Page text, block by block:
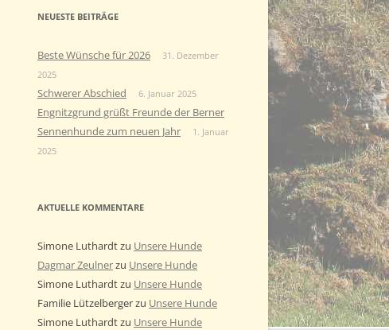
NEUESTE BEITRÄGE
Beste Wünsche für 2026
31. Dezember
2025
Schwerer Abschied 6. Januar 2025
Engnitzgrund grüßt Freunde der Berner
Sennenhunde zum neuen Jahr
1. Januar
2025
AKTUELLE KOMMENTARE
Simone Luthardtzu Unsere Hunde
Dagmar Zeulnerzu Unsere Hunde
Simone Luthardtzu Unsere Hunde
Familie Lützelbergerzu Unsere Hunde
Simone Luthardtzu Unsere Hunde